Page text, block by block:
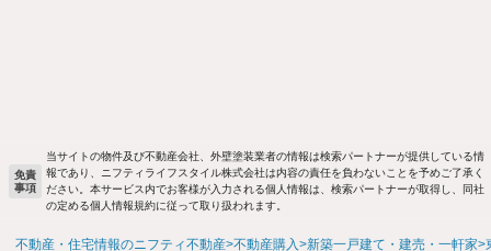
免責
事項
当サイトの物件及び不動産会社、外壁塗装業者の情報は検索パートナーが提供している情
報であり、ニフティライフスタイル株式会社は内容の責任を負わないことを予めご了承く
ださい。本サービス内でお客様が入力される個人情報は、検索パートナーが取得し、同社
の定める個人情報規約に従って取り扱われます。
不動産・住宅情報のニフティ不動産 不動産購入 新築一戸建て・建売・一軒家